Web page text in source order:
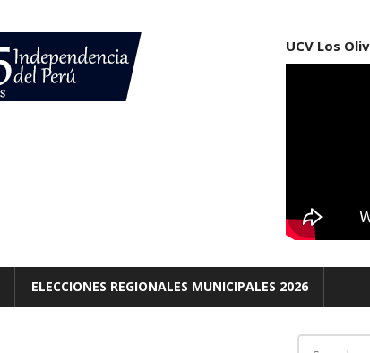
UCV Los
ELECCIONES REGIONALES MUNICIPALES 2026